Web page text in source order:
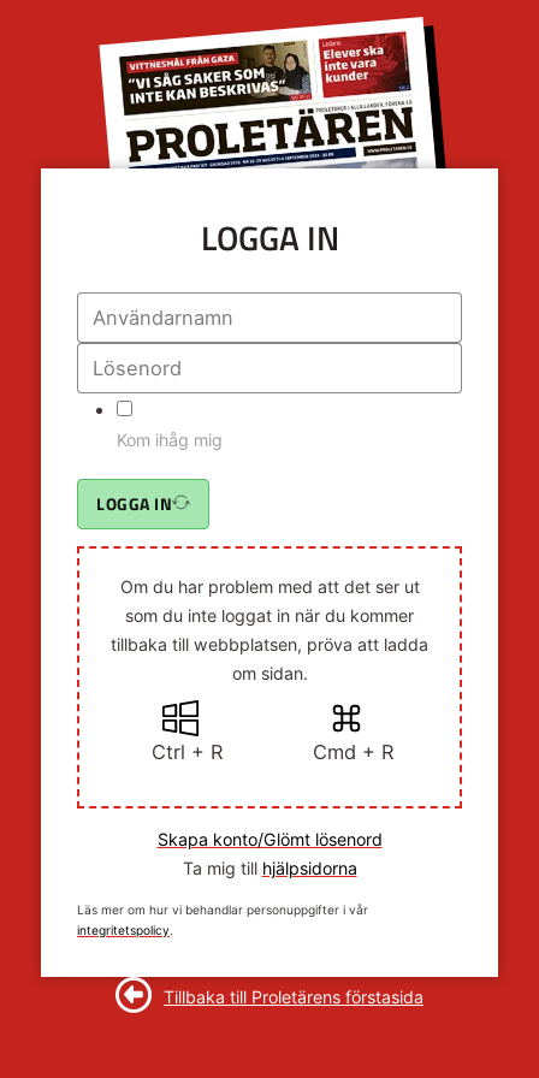
LOGGA IN
Kom ihåg mig
LOGGA IN
Om du har problem med att det ser ut
som du inte loggat in när du kommer
tillbaka till webbplatsen, pröva att ladda
om sidan.
Ctrl + R Cmd + R
Skapa konto/Glömt lösenord
Ta mig till hjälpsidorna
Läs mer om hur vi behandlar personuppgifter i vår
integritetspolicy.
Tillbaka till Proletärens förstasida